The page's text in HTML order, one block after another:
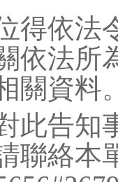
得依法
依法所
關資料
此告知
聯絡本